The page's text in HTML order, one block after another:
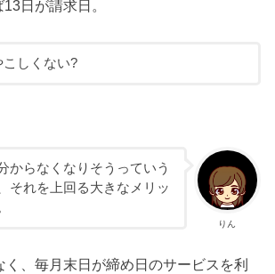
日が請求日。
こしくない?
りん
からなくなりそうっていう
それを上回る大きなメリッ
く、毎月末日が締め日のサービスを利